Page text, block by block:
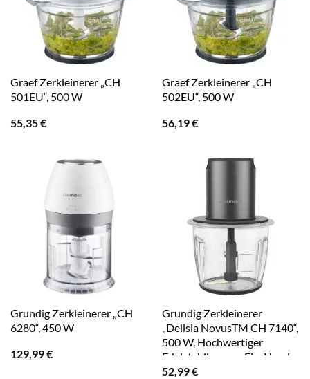
Graef Zerkleinerer „CH
501EU“, 500 W
55,35€
Graef Zerkleinerer „CH
502EU“, 500 W
56,19€
Grundig Zerkleinerer „CH
6280“, 450 W
129,99€
Grundig Zerkleinerer
„Delisia NovusTM CH 7140“,
500 W, Hochwertiger
Edelstahlkorpus; Ein-Hand-
Bedienung
52,99€